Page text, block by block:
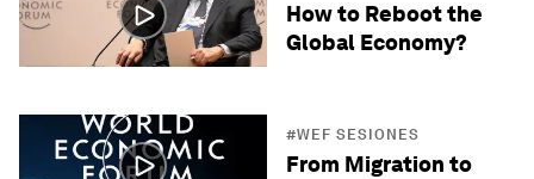
How to Reboot the
Global Economy?
#WEF SESIONES
From Migration to